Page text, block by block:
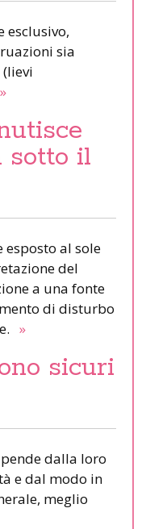
esclusivo,
sia
»
sotto il
esposto al sole
del
a una fonte
di disturbo
»
sicuri
dalla loro
e dal modo in
meglio